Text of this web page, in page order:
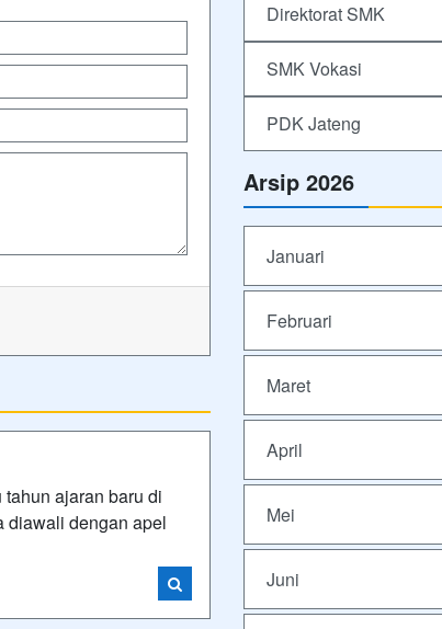
ajaran baru di
diawali dengan apel
Direktorat SMK
SMK Vokasi
PDK Jateng
Arsip 2026
Januari
Februari
Maret
April
Mei
Juni